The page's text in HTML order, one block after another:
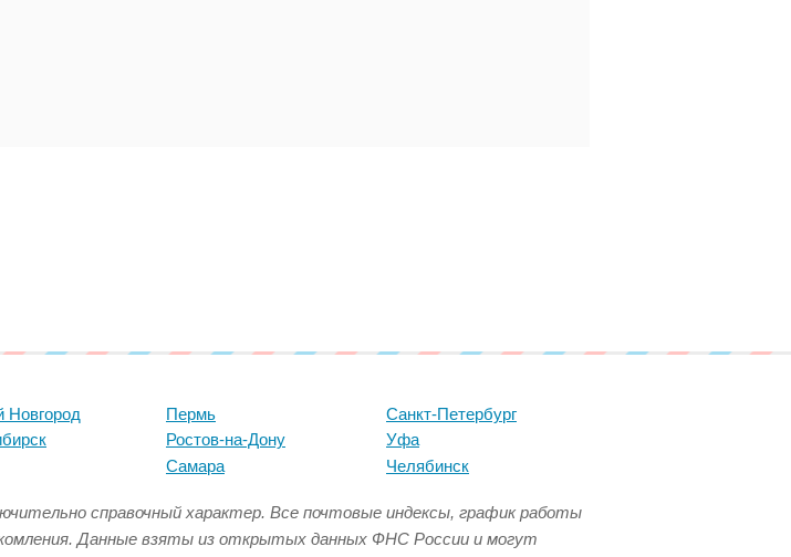
Новгород
Пермь
Ростов-на-Дону
Самара
Санкт-Петербург
Уфа
Челябинск
справочный характер. Все почтовые индексы, график работы
Данные взяты из открытых данных ФНС России и могут